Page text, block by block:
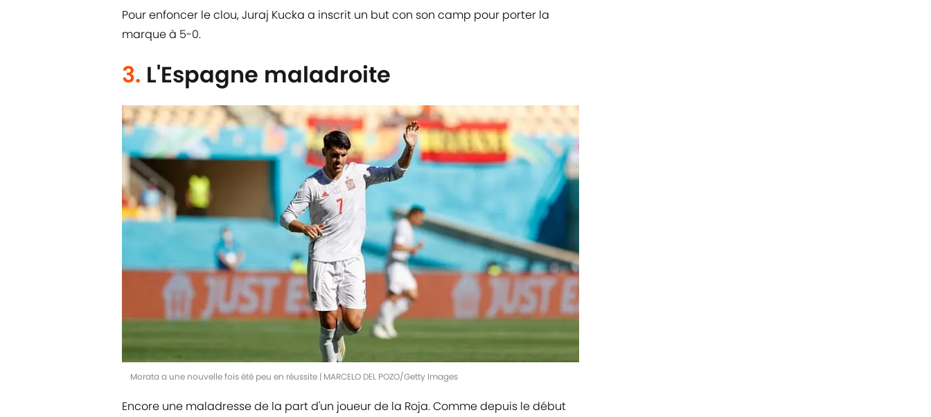
Pour enfoncer le clou, Juraj Kucka a inscrit un but con son camp pour porter la
marque à 5-0.
3. L'Espagne maladroite
Morata a une nouvelle fois été peu en réussite | MARCELO DEL POZO/Getty Images
Encore une maladresse de la part d'un joueur de la Roja. Comme depuis le début